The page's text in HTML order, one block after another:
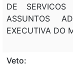
DE SERVICOS
ASSUNTOS
EXECUTIVA DO
Veto: